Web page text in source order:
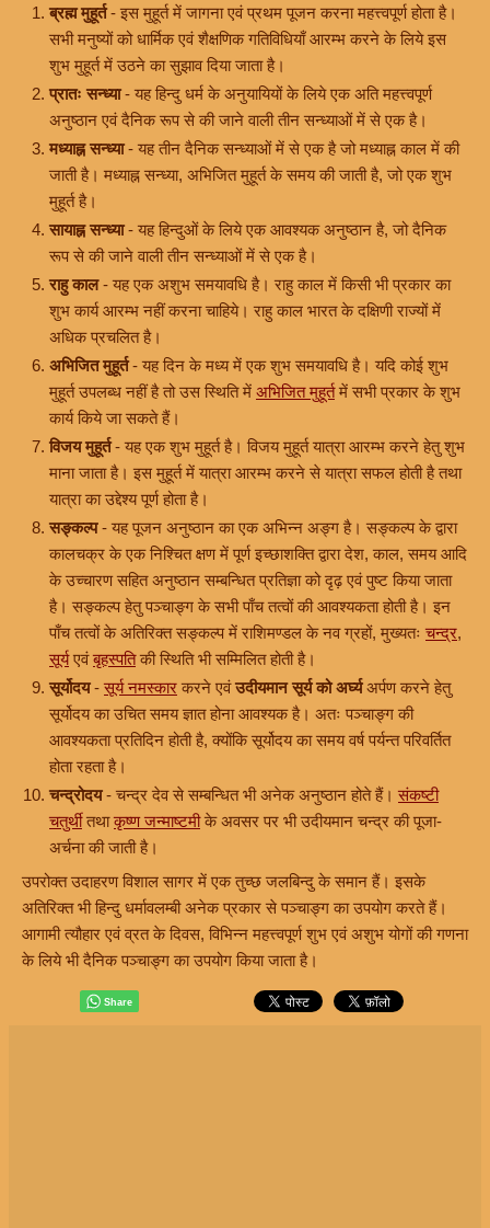
ब्रह्म मुहूर्त- इस मुहूर्त में जागना एवं प्रथम पूजन करना महत्त्वपूर्ण होता है।
सभी मनुष्यों को धार्मिक एवं शैक्षणिक गतिविधियाँ आरम्भ करने के लिये इस
शुभ मुहूर्त में उठने का सुझाव दिया जाता है।
प्रातः सन्ध्या- यह हिन्दु धर्म के अनुयायियों के लिये एक अति महत्त्वपूर्ण
अनुष्ठान एवं दैनिक रूप से की जाने वाली तीन सन्ध्याओं में से एक है।
मध्याह्न सन्ध्या- यह तीन दैनिक सन्ध्याओं में से एक है जो मध्याह्न काल में की
जाती है। मध्याह्न सन्ध्या, अभिजित मुहूर्त के समय की जाती है, जो एक शुभ
मुहूर्त है।
सायाह्न सन्ध्या- यह हिन्दुओं के लिये एक आवश्यक अनुष्ठान है, जो दैनिक
रूप से की जाने वाली तीन सन्ध्याओं में से एक है।
राहु काल- यह एक अशुभ समयावधि है। राहु काल में किसी भी प्रकार का
शुभ कार्य आरम्भ नहीं करना चाहिये। राहु काल भारत के दक्षिणी राज्यों में
अधिक प्रचलित है।
अभिजित मुहूर्त- यह दिन के मध्य में एक शुभ समयावधि है। यदि कोई शुभ
मुहूर्त उपलब्ध नहीं है तो उस स्थिति में अभिजित मुहूर्तमें सभी प्रकार के शुभ
कार्य किये जा सकते हैं।
विजय मुहूर्त- यह एक शुभ मुहूर्त है। विजय मुहूर्त यात्रा आरम्भ करने हेतु शुभ
माना जाता है। इस मुहूर्त में यात्रा आरम्भ करने से यात्रा सफल होती है तथा
यात्रा का उद्देश्य पूर्ण होता है।
सङ्कल्प- यह पूजन अनुष्ठान का एक अभिन्न अङ्ग है। सङ्कल्प के द्वारा
कालचक्र के एक निश्चित क्षण में पूर्ण इच्छाशक्ति द्वारा देश, काल, समय आदि
के उच्चारण सहित अनुष्ठान सम्बन्धित प्रतिज्ञा को दृढ़ एवं पुष्ट किया जाता
है। सङ्कल्प हेतु पञ्चाङ्ग के सभी पाँच तत्वों की आवश्यकता होती है। इन
पाँच तत्वों के अतिरिक्त सङ्कल्प में राशिमण्डल के नव ग्रहों, मुख्यतःचन्द्र,
सूर्यएवंबृहस्पतिकी स्थिति भी सम्मिलित होती है।
सूर्योदय-सूर्य नमस्कार करने एवंउदीयमान सूर्य को अर्घ्यअर्पण करने हेतु
सूर्योदय का उचित समय ज्ञात होना आवश्यक है। अतः पञ्चाङ्ग की
आवश्यकता प्रतिदिन होती है, क्योंकि सूर्योदय का समय वर्ष पर्यन्त परिवर्तित
होता रहता है।
चन्द्रोदय- चन्द्र देव से सम्बन्धित भी अनेक अनुष्ठान होते हैं।संकष्टी
चतुर्थीतथाकृष्ण जन्माष्टमीके अवसर पर भी उदीयमान चन्द्र की पूजा-
अर्चना की जाती है।
उपरोक्त उदाहरण विशाल सागर में एक तुच्छ जलबिन्दु के समान हैं। इसके
अतिरिक्त भी हिन्दु धर्मावलम्बी अनेक प्रकार से पञ्चाङ्ग का उपयोग करते हैं।
आगामी त्यौहार एवं व्रत के दिवस, विभिन्न महत्त्वपूर्ण शुभ एवं अशुभ योगों की गणना
के लिये भी दैनिक पञ्चाङ्ग का उपयोग किया जाता है।